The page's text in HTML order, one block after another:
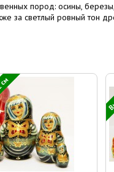
пород: осины,
за светлый ровный тон